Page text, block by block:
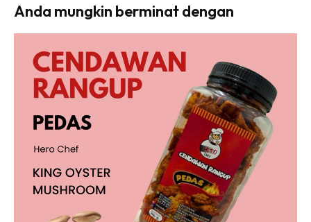
Anda mungkin berminat dengan